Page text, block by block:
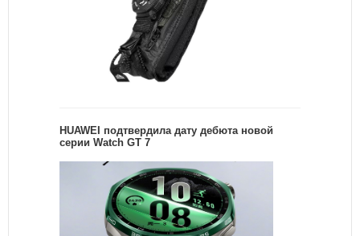
HUAWEI подтвердила дату дебюта новой
серии Watch GT 7